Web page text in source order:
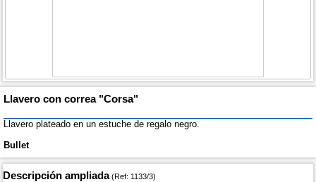
Llavero con correa "Corsa"
Llavero plateado en un estuche de regalo negro.
Bullet
Descripción ampliada(Ref: 1133/3)